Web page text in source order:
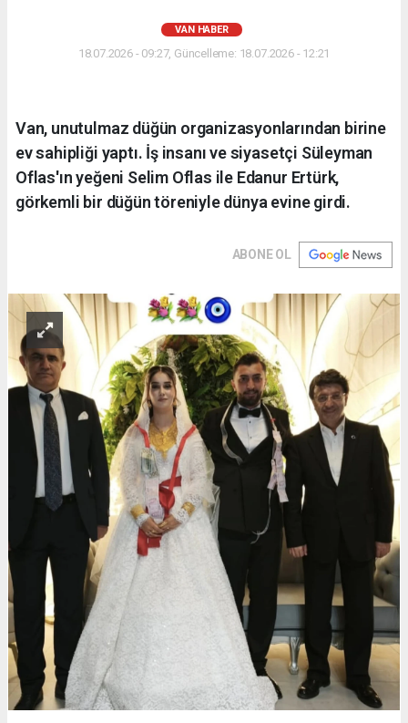
VAN HABER
18.07.2026 - 09:27, Güncelleme: 18.07.2026 - 12:21
Van, unutulmaz düğün organizasyonlarından birine
ev sahipliği yaptı. İş insanı ve siyasetçi Süleyman
Oflas'ın yeğeni Selim Oflas ile Edanur Ertürk,
görkemli bir düğün töreniyle dünya evine girdi.
ABONE OL